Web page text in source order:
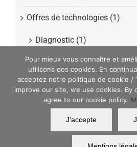
Offres de technologies (1)
Diagnostic (1)
Presse (40)
Pour mieux vous connaître et
utilisons des cookies. En
acceptez notre politique de cookie /
improve our site, we use cookies. By
agree to our cookie policy.
J'accepte